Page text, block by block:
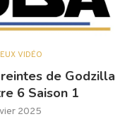
VIDÉO
de Godzilla
6 Saison 1
2025